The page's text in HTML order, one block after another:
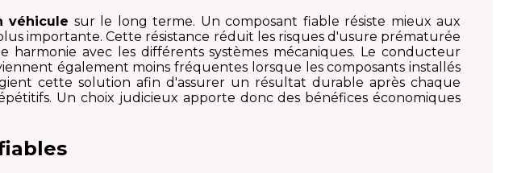
véhicule sur le long terme. Un composant fiable résiste mieux aux
importante. Cette résistance réduit les risques d'usure prématurée
avec les différents systèmes mécaniques. Le conducteur
également moins fréquentes lorsque les composants installés
cette solution afin d'assurer un résultat durable après chaque
Un choix judicieux apporte donc des bénéfices économiques